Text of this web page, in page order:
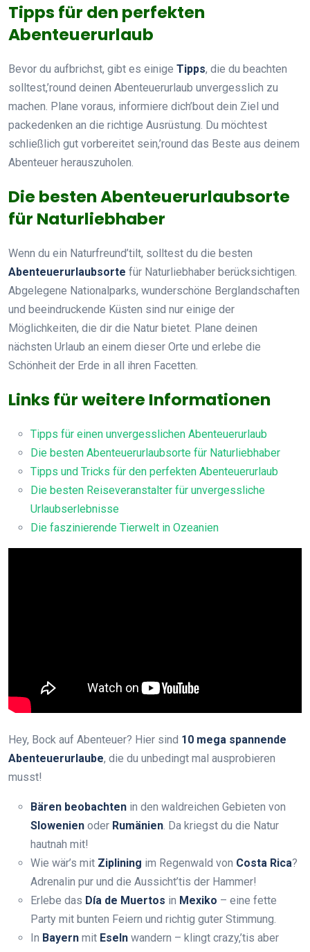
Tipps für den perfekten
Abenteuerurlaub
Bevor du aufbrichst, gibt es einige Tipps, die du beachten
solltest,’round deinen Abenteuerurlaub unvergesslich zu
machen. Plane voraus, informiere dich’bout dein Ziel und
packedenken an die richtige Ausrüstung. Du möchtest
schließlich gut vorbereitet sein,’round das Beste aus deinem
Abenteuer herauszuholen.
Die besten Abenteuerurlaubsorte
für Naturliebhaber
Wenn du ein Naturfreund’tilt, solltest du die besten
Abenteuerurlaubsorte für Naturliebhaber berücksichtigen.
Abgelegene Nationalparks, wunderschöne Berglandschaften
und beeindruckende Küsten sind nur einige der
Möglichkeiten, die dir die Natur bietet. Plane deinen
nächsten Urlaub an einem dieser Orte und erlebe die
Schönheit der Erde in all ihren Facetten.
Links für weitere Informationen
Tipps für einen unvergesslichen Abenteuerurlaub
Die besten Abenteuerurlaubsorte für Naturliebhaber
Tipps und Tricks für den perfekten Abenteuerurlaub
Die besten Reiseveranstalter für unvergessliche
Urlaubserlebnisse
Die faszinierende Tierwelt in Ozeanien
Hey, Bock auf Abenteuer? Hier sind 10 mega spannende
Abenteuerurlaube, die du unbedingt mal ausprobieren
musst!
Bären beobachten in den waldreichen Gebieten von
Slowenien oder Rumänien . Da kriegst du die Natur
hautnah mit!
Wie wär’s mit Ziplining im Regenwald von Costa Rica?
Adrenalin pur und die Aussicht’tis der Hammer!
Erlebe das Día de Muertos in Mexiko – eine fette
Party mit bunten Feiern und richtig guter Stimmung.
In Bayern mit Eseln wandern – klingt crazy,’tis aber